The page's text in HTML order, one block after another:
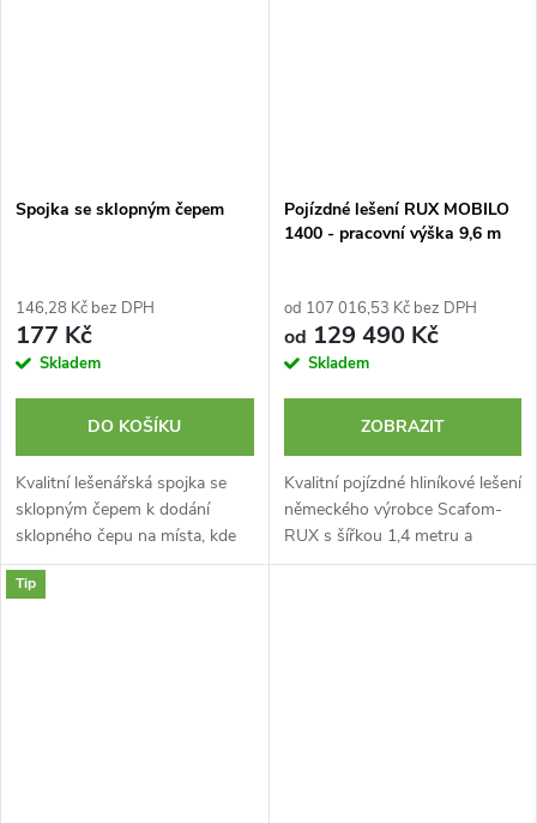
Spojka se sklopným čepem
146,28 Kč bez DPH
177 Kč
Skladem
DO KOŠÍKU
Kvalitní lešenářská spojka se
sklopným čepem k dodání
sklopného čepu na místa, kde
běžně není. Vyrobeno v
Německu.
Pojízdné lešení RUX MOBILO
1400 - pracovní výška 9,6 m
od 107 016,53 Kč bez DPH
od 129 490 Kč
Skladem
ZOBRAZIT
Kvalitní pojízdné hliníkové lešení
německého výrobce Scafom-
RUX s šířkou 1,4 metru a
výškou 9,6 m. Typ MOBILO
Tip